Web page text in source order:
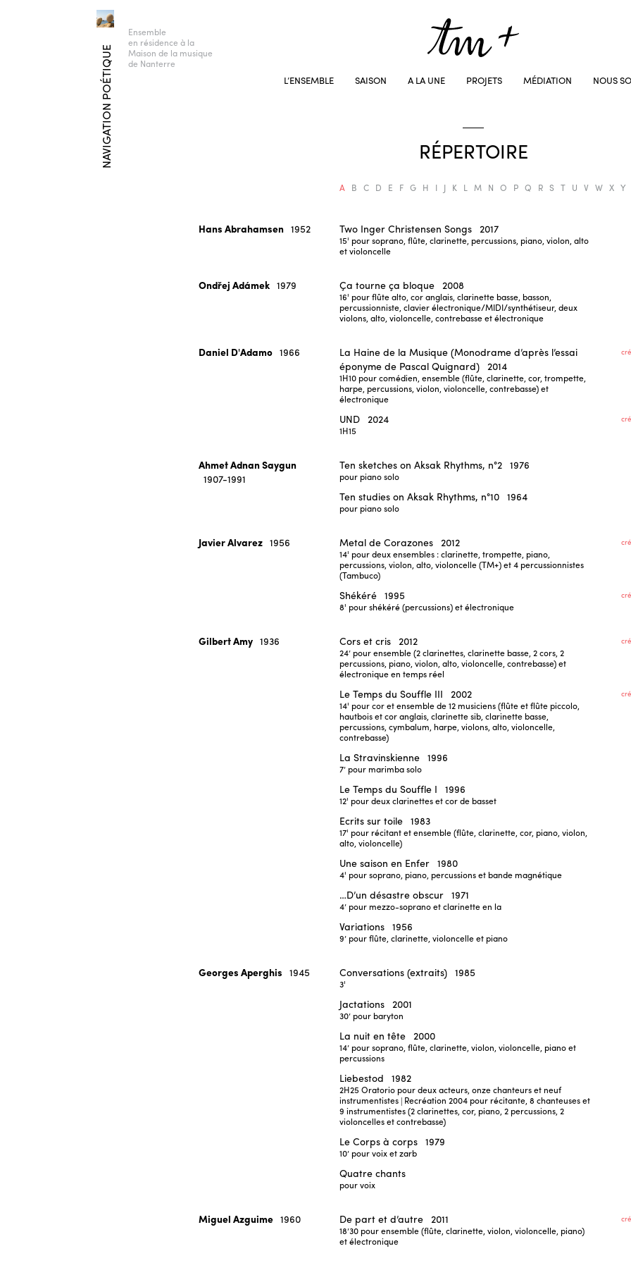
NAVIGATION POÉTIQUE
Ensemble
en résidence à la
Maison de la musique
de Nanterre
L’ENSEMBLE SAISON A LA UNE PROJETS MÉDIATION NOUS
RÉPERTOIRE
A B C D E F G H I J K L M N O P Q R S T U V W X Y
Hans Abrahamsen 1952 Two Inger Christensen Songs 2017
15' pour soprano, flûte, clarinette, percussions, piano, violon, alto
et violoncelle
Ondřej Adámek 1979 Ça tourne ça bloque 2008
16' pour flûte alto, cor anglais, clarinette basse, basson,
percussionniste, clavier électronique/MIDI/synthétiseur, deux
violons, alto, violoncelle, contrebasse et électronique
Daniel D'Adamo 1966
La Haine de la Musique (Monodrame d’après l’essai
éponyme de Pascal Quignard) 2014
1H10 pour comédien, ensemble (flûte, clarinette, cor, trompette,
harpe, percussions, violon, violoncelle, contrebasse) et
électronique
UND 2024
1H15
Ahmet Adnan Saygun
1907-1991
Ten sketches on Aksak Rhythms, n°2 1976
pour piano solo
Ten studies on Aksak Rhythms, n°10 1964
pour piano solo
Javier Alvarez 1956 Metal de Corazones 2012
14' pour deux ensembles : clarinette, trompette, piano,
percussions, violon, alto, violoncelle (TM+) et 4 percussionnistes
(Tambuco)
Shékéré 1995
8' pour shékéré (percussions) et électronique
Gilbert Amy 1936 Cors et cris 2012
24’ pour ensemble (2 clarinettes, clarinette basse, 2 cors, 2
percussions, piano, violon, alto, violoncelle, contrebasse) et
électronique en temps réel
Le Temps du Souffle III 2002
14' pour cor et ensemble de 12 musiciens (flûte et flûte piccolo,
hautbois et cor anglais, clarinette sib, clarinette basse,
percussions, cymbalum, harpe, violons, alto, violoncelle,
contrebasse)
La Stravinskienne 1996
7’ pour marimba solo
Le Temps du Souffle I 1996
12' pour deux clarinettes et cor de basset
Ecrits sur toile 1983
17' pour récitant et ensemble (flûte, clarinette, cor, piano, violon,
alto, violoncelle)
Une saison en Enfer 1980
4' pour soprano, piano, percussions et bande magnétique
…D’un désastre obscur 1971
4’ pour mezzo-soprano et clarinette en la
Variations 1956
9’ pour flûte, clarinette, violoncelle et piano
Georges Aperghis 1945 Conversations (extraits) 1985
3'
Jactations 2001
30’ pour baryton
La nuit en tête 2000
14’ pour soprano, flûte, clarinette, violon, violoncelle, piano et
percussions
Liebestod 1982
2H25 Oratorio pour deux acteurs, onze chanteurs et neuf
instrumentistes | Recréation 2004 pour récitante, 8 chanteuses et
9 instrumentistes (2 clarinettes, cor, piano, 2 percussions, 2
violoncelles et contrebasse)
Le Corps à corps 1979
10’ pour voix et zarb
Quatre chants
pour voix
Miguel Azguime 1960 De part et d’autre 2011
18’30 pour ensemble (flûte, clarinette, violon, violoncelle, piano)
et électronique